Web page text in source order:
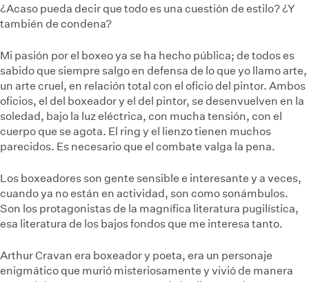
¿Acaso pueda decir que todo es una cuestión de estilo? ¿Y
también de condena?
Mi pasión por el boxeo ya se ha hecho pública; de todos es
sabido que siempre salgo en defensa de lo que yo llamo arte,
un arte cruel, en relación total con el oficio del pintor. Ambos
oficios, el del boxeador y el del pintor, se desenvuelven en la
soledad, bajo la luz eléctrica, con mucha tensión, con el
cuerpo que se agota. El ring y el lienzo tienen muchos
parecidos. Es necesario que el combate valga la pena.
Los boxeadores son gente sensible e interesante y a veces,
cuando ya no están en actividad, son como sonámbulos.
Son los protagonistas de la magnífica literatura pugilística,
esa literatura de los bajos fondos que me interesa tanto.
Arthur Cravan era boxeador y poeta, era un personaje
enigmático que murió misteriosamente y vivió de manera